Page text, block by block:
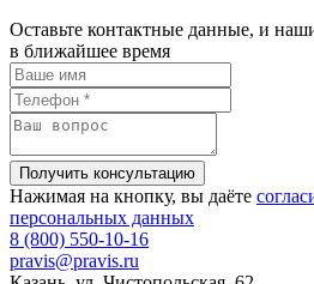
Оставьте контактные данные, и
в ближайшее время
Нажимая на кнопку, вы даёте
персональных данных
8 (800) 550-10-16
pravis@pravis.ru